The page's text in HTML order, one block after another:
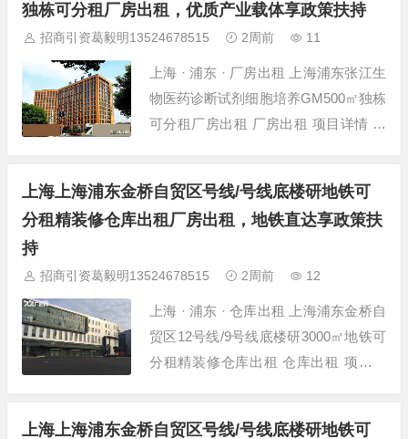
自贸区研发办公总部 建筑面积 2000㎡
层高 6米 层数...
独栋可分租厂房出租，优质产业载体享政策扶持
招商引资葛毅明13524678515 2周前 11
上海 · 浦东 · 厂房出租 上海浦东张江生
物医药诊断试剂细胞培养GM500㎡独栋
可分租厂房出租 厂房出租 项目详情 项
位置 上海-浦东-张江-张江药谷及附近
建筑面积 500㎡ 层高 5.5米 层数 多层厂
上海上海浦东金桥自贸区号线/号线底楼研地铁可
分租精装修仓库出租厂房出租，地铁直达享政策扶
持
招商引资葛毅明13524678515 2周前 12
上海 · 浦东 · 仓库出租 上海浦东金桥自
贸区12号线/9号线底楼研3000㎡地铁可
分租精装修仓库出租 仓库出租 项目详
上海上海浦东金桥自贸区号线/号线底楼研地铁可